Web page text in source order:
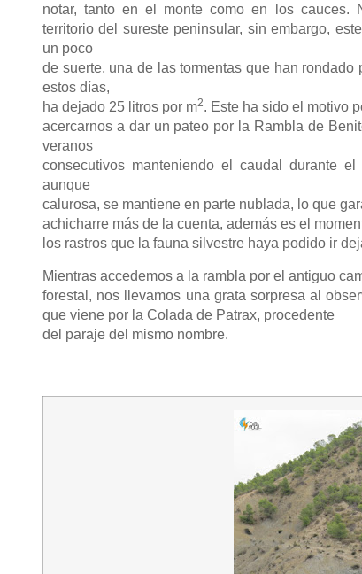
notar, tanto en el monte como en los cauces.
territorio del sureste peninsular, sin embargo,
un poco
de suerte, una de las tormentas que han rondado
estos días,
ha dejado 25 litros por m2. Este ha sido el motivo
acercarnos a dar un pateo por la Rambla de
veranos
consecutivos manteniendo el caudal durante el
aunque
calurosa, se mantiene en parte nublada, lo que
achicharre más de la cuenta, además es el
los rastros que la fauna silvestre haya podido ir
Mientras accedemos a la rambla por el antiguo
forestal, nos llevamos una grata sorpresa al
que viene por la Colada de Patrax, procedente
del paraje del mismo nombre.